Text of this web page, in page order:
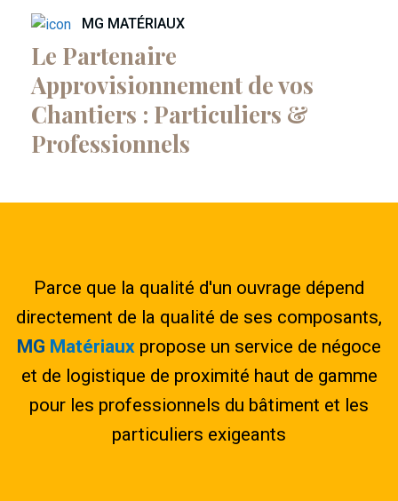
MG MATÉRIAUX
Le Partenaire
Approvisionnement de vos
Chantiers : Particuliers &
Professionnels
Parce que la qualité d'un ouvrage dépend
directement de la qualité de ses composants,
MG Matériaux propose un service de négoce
et de logistique de proximité haut de gamme
pour les professionnels du bâtiment et les
particuliers exigeants